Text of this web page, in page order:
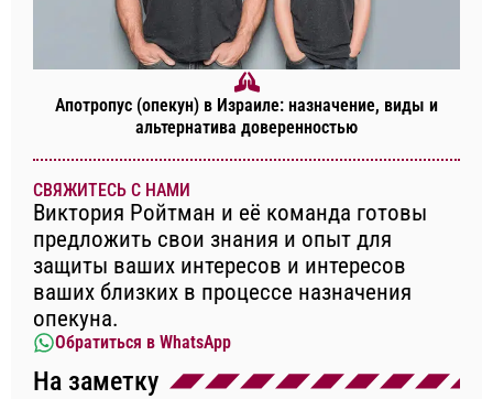
Апотропус (опекун) в Израиле: назначение, виды и
альтернатива доверенностью
СВЯЖИТЕСЬ С НАМИ
Виктория Ройтман и её команда готовы
предложить свои знания и опыт для
защиты ваших интересов и интересов
ваших близких в процессе назначения
опекуна.
Обратиться в WhatsApp
На заметку